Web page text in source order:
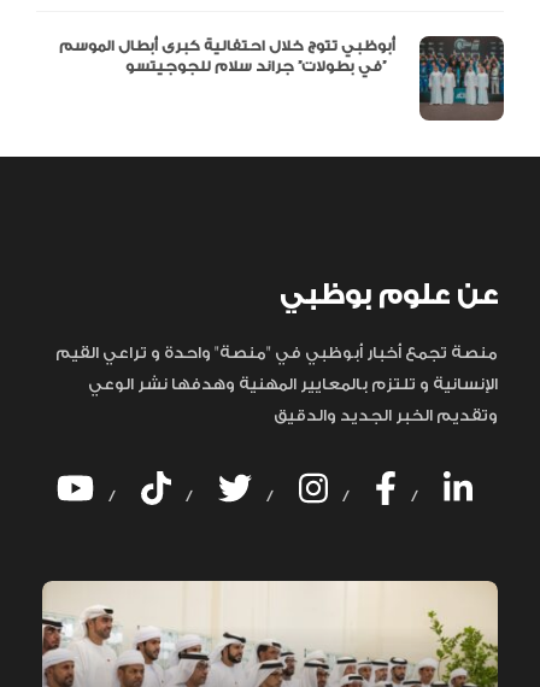
أبوظبي تتوج خلال احتفالية كبرى أبطال الموسم
في بطولات” جراند سلام للجوجيتسو”
عن علوم بوظبي
منصة تجمع أخبار أبوظبي في "منصة" واحدة و تراعي القيم
الإنسانية و تلتزم بالمعايير المهنية وهدفها نشر الوعي
وتقديم الخبر الجديد والدقيق
/ / / / /